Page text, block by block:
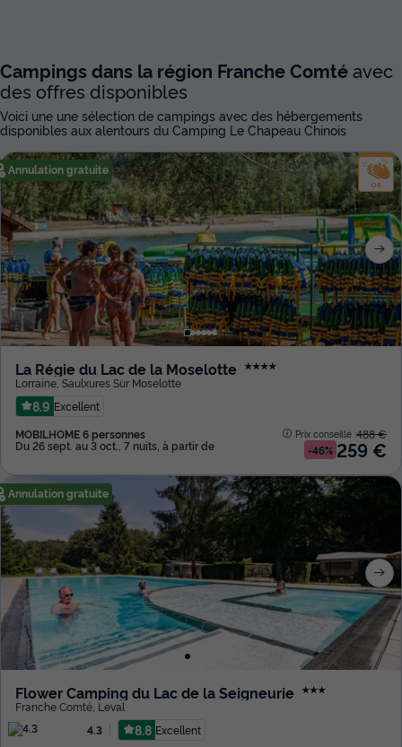
Campings dans la région Franche Comtéavec
des offres disponibles
Voici une une sélection de campings avec des hébergements
disponibles aux alentours du Camping Le Chapeau Chinois
Annulation gratuite
La Régie du Lac de la Moselotte ★★★★
Lorraine Saulxures Sur Moselotte
8.9 Excellent
MOBILHOME 6 personnes
Du 26 sept. au 3 oct., 7 nuits, à partir de
Prix conseillé :488 €
-46% 259 €
Annulation gratuite
Flower Camping du Lac de la Seigneurie ★★★
Franche Comté Leval
4.3
8.8 Excellent